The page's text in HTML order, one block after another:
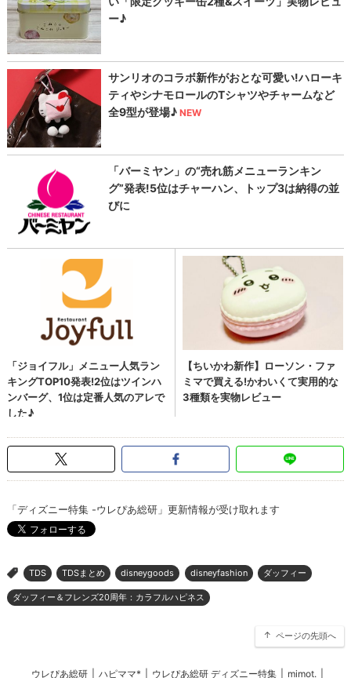
「ディズニー特集 -ウレぴあ総研」更新情報が受け取れます
> TDS TDSまとめ disneygoods disneyfashion ダッフィー
ダッフィー＆フレンズ20周年：カラフルハピネス
ページの先頭へ
ウレぴあ総研 ハピママ* ウレぴあ総研 ディズニー特集 mimot.